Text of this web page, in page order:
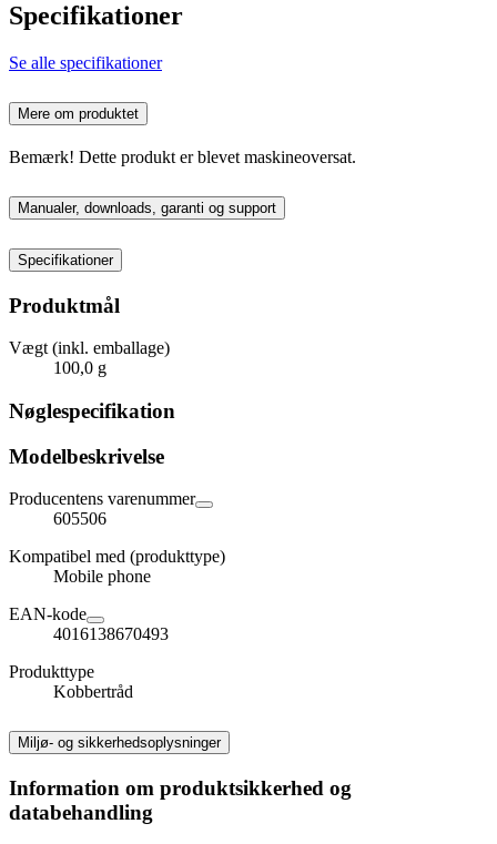
Specifikationer
Se alle specifikationer
Mere om produktet
Bemærk! Dette produkt er blevet maskineoversat.
Manualer, downloads, garanti og support
Specifikationer
Produktmål
Vægt (inkl. emballage)
100,0 g
Nøglespecifikation
Modelbeskrivelse
Producentens varenummer
605506
Kompatibel med (produkttype)
Mobile phone
EAN-kode
4016138670493
Produkttype
Kobbertråd
Miljø- og sikkerhedsoplysninger
Information om produktsikkerhed og
databehandling